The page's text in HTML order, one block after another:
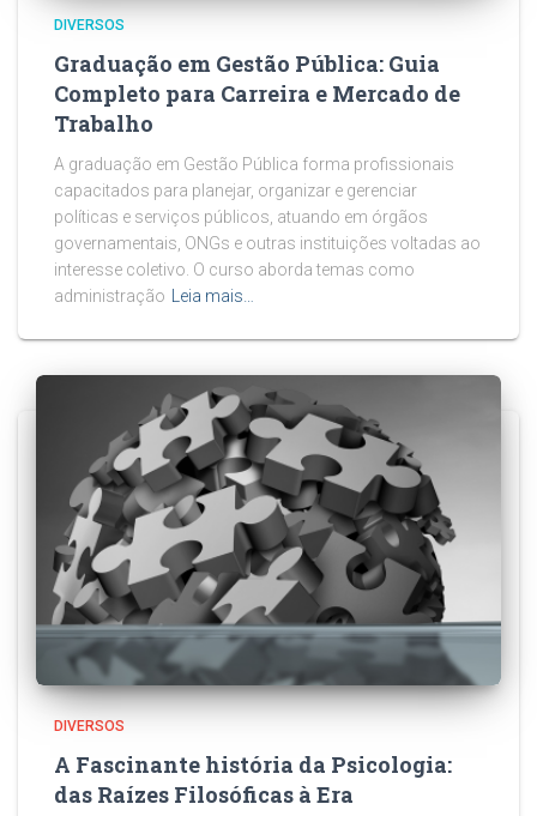
DIVERSOS
Graduação em Gestão Pública: Guia
Completo para Carreira e Mercado de
Trabalho
A graduação em Gestão Pública forma profissionais
capacitados para planejar, organizar e gerenciar
políticas e serviços públicos, atuando em órgãos
governamentais, ONGs e outras instituições voltadas ao
interesse coletivo. O curso aborda temas como
administração Leia mais…
DIVERSOS
A Fascinante história da Psicologia:
das Raízes Filosóficas à Era